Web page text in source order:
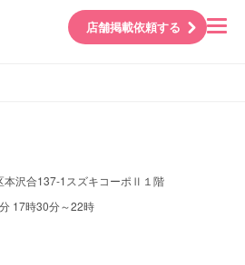
店舗掲載依頼する
本沢合137-1スズキコーポⅡ１階
17時30分～22時